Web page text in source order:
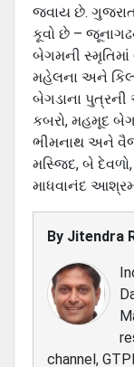
જવાય છે.
કૂવો છે –
બેગમની સ્મૃતિમાં
મહેલના અને
બેગડાના
કબરો, મહમૂદ
ભીમનાથ અને
મસ્જિદ, બે
માધવાનંદ
By Jitendra
channel,